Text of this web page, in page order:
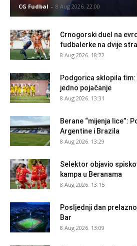
CG Fudbal - 8 Aug 2026. 22:00
Crnogorski duel na
fudbalerke na dvije
8 Aug 2026. 18:22
Podgorica sklopila tim:
jedno pojačanje
8 Aug 2026. 13:31
Berane “mijenja lice”:
Argentine i Brazila
8 Aug 2026. 13:29
Selektor objavio
kampa u Beranama
8 Aug 2026. 13:15
Posljednji dan
Bar
8 Aug 2026. 13:09